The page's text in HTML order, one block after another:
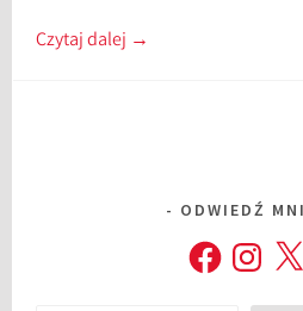
Czytaj dalej →
ODWIEDŹ
FacebookInstagram
X